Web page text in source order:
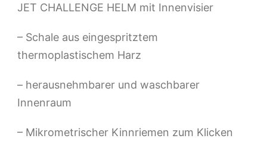
JET CHALLENGE HELM mit Innenvisier
– Schale aus eingespritztem
thermoplastischem Harz
– herausnehmbarer und waschbarer
Innenraum
– Mikrometrischer Kinnriemen zum Klicken